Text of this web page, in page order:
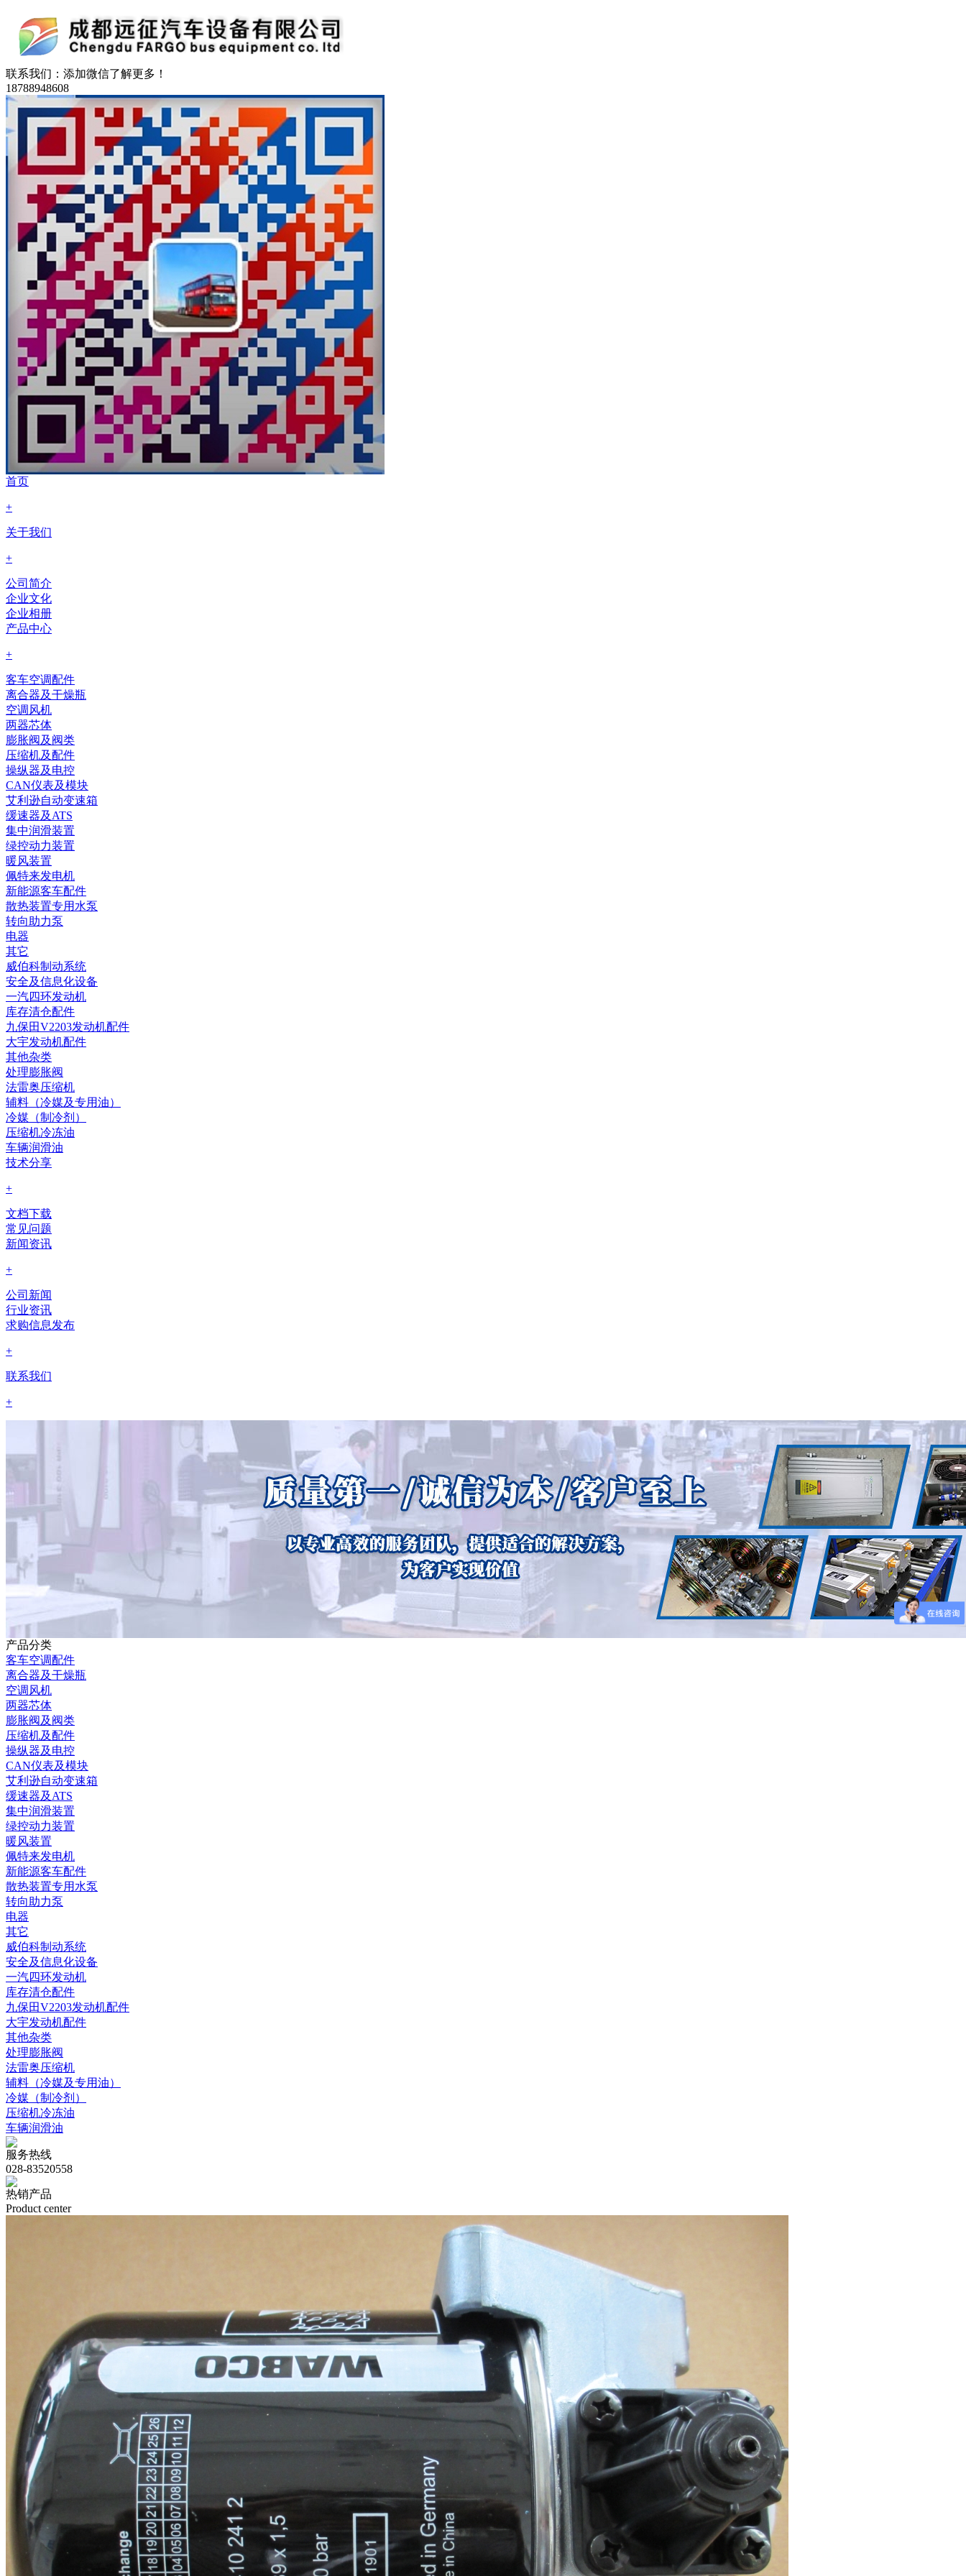
联系我们： 添加微信了解更多！
18788948608
首页
+
关于我们
+
公司简介
企业文化
企业相册
产品中心
+
客车空调配件
离合器及干燥瓶
空调风机
两器芯体
膨胀阀及阀类
压缩机及配件
操纵器及电控
CAN仪表及模块
艾利逊自动变速箱
缓速器及ATS
集中润滑装置
绿控动力装置
暖风装置
佩特来发电机
新能源客车配件
散热装置专用水泵
转向助力泵
电器
其它
威伯科制动系统
安全及信息化设备
一汽四环发动机
库存清仓配件
九保田V2203发动机配件
大宇发动机配件
其他杂类
处理膨胀阀
法雷奥压缩机
辅料（冷媒及专用油）
冷媒（制冷剂）
压缩机冷冻油
车辆润滑油
技术分享
+
文档下载
常见问题
新闻资讯
+
公司新闻
行业资讯
求购信息发布
+
联系我们
+
产品分类
客车空调配件
离合器及干燥瓶
空调风机
两器芯体
膨胀阀及阀类
压缩机及配件
操纵器及电控
CAN仪表及模块
艾利逊自动变速箱
缓速器及ATS
集中润滑装置
绿控动力装置
暖风装置
佩特来发电机
新能源客车配件
散热装置专用水泵
转向助力泵
电器
其它
威伯科制动系统
安全及信息化设备
一汽四环发动机
库存清仓配件
九保田V2203发动机配件
大宇发动机配件
其他杂类
处理膨胀阀
法雷奥压缩机
辅料（冷媒及专用油）
冷媒（制冷剂）
压缩机冷冻油
车辆润滑油
服务热线
028-83520558
热销产品
Product center